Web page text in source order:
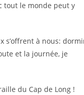
tout le monde peut y
s’offrent à nous:
et la journée, je
du Cap de Long !